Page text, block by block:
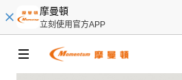
摩曼頓
立刻使用官方APP